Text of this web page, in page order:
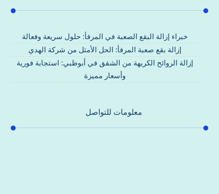
خبراء إزالة البقع الصعبة في المرفأ: حلول سريعة وفعالة
إزالة بقع صعبة المرفأ: الحل الأمثل من شركة الهدي
إزالة الروائح الكريهة من الشقق في أبوظبي: استجابة فورية
وأسعار مميزة
معلومات للتواصل